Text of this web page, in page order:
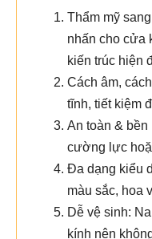
Thẩm mỹ
nhấn cho cửa
kiến trúc hiện
Cách âm,
tĩnh, tiết kiệm
An toàn &
cường lực
Đa dạng kiểu
màu sắc, hoa
Dễ vệ sinh:
kính nên